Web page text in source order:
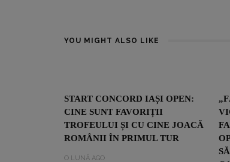
YOU MIGHT ALSO LIKE
START CONCORD IAȘI OPEN:
CINE SUNT FAVORIȚII
TROFEULUI ȘI CU CINE JOACĂ
ROMÂNII ÎN PRIMUL TUR
O LUNĂ AGO